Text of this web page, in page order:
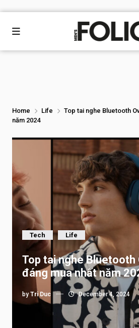
Home Life
Top tai nghe Bluetooth
năm 2024
Tech Life
Top tai nghe Bluetooth
đáng mua nhất năm
by Tri Duc December 4, 2024